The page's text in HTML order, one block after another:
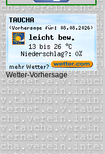
Wetter-Vorhersage